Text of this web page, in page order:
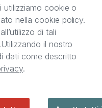
di StreetLib S.r.l.
StreetLib S.r.l. è
intellettuale
distintivi presenti
prendere visione
utilizziamo cookie o
nella cookie policy.
di tali
Utilizzando il nostro
dati come descritto
.